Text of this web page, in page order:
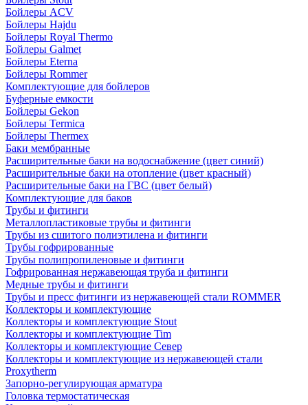
Бойлеры ACV
Бойлеры Hajdu
Бойлеры Royal Thermo
Бойлеры Galmet
Бойлеры Eterna
Бойлеры Rommer
Комплектующие для бойлеров
Буферные емкости
Бойлеры Gekon
Бойлеры Termica
Бойлеры Thermex
Баки мембранные
Расширительные баки на водоснабжение (цвет синий)
Расширительные баки на отопление (цвет красный)
Расширительные баки на ГВС (цвет белый)
Комплектующие для баков
Трубы и фитинги
Металлопластиковые трубы и фитинги
Трубы из сшитого полиэтилена и фитинги
Трубы гофрированные
Трубы полипропиленовые и фитинги
Гофрированная нержавеющая труба и фитинги
Медные трубы и фитинги
Трубы и пресс фитинги из нержавеющей стали ROMMER
Коллекторы и комплектующие
Коллекторы и комплектующие Stout
Коллекторы и комплектующие Tim
Коллекторы и комплектующие Север
Коллекторы и комплектующие из нержавеющей стали
Proxytherm
Запорно-регулирующая арматура
Головка термостатическая